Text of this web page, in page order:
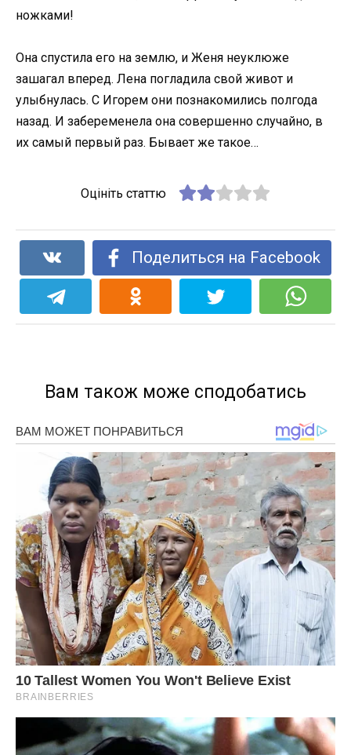
ножками!
Она спустила его на землю, и Женя неуклюже
зашагал вперед. Лена погладила свой живот и
улыбнулась. С Игорем они познакомились полгода
назад. И забеременела она совершенно случайно, в
их самый первый раз. Бывает же такое…
Оцініть статтю
Поделиться на Facebook
Вам також може сподобатись